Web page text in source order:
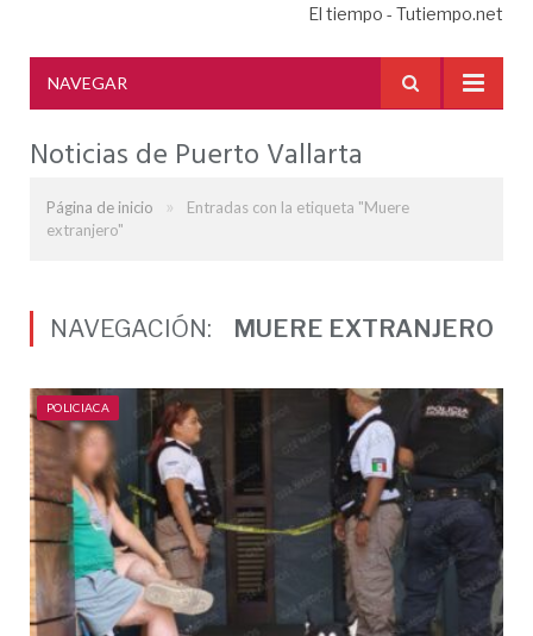
El tiempo - Tutiempo.net
NAVEGAR
Noticias de Puerto Vallarta
Página de inicio »
Entradas con la etiqueta "Muere
extranjero"
NAVEGACIÓN: MUERE EXTRANJERO
POLICIACA